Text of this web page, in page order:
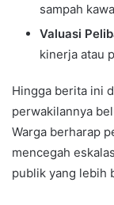
sampah
Valuasi
kinerja atau
Hingga berita ini
perwakilannya
Warga berharap
mencegah
publik yang lebih